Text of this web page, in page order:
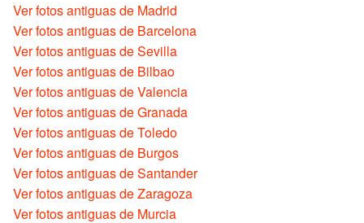
Ver fotos antiguas de Madrid
Ver fotos antiguas de Barcelona
Ver fotos antiguas de Sevilla
Ver fotos antiguas de Bilbao
Ver fotos antiguas de Valencia
Ver fotos antiguas de Granada
Ver fotos antiguas de Toledo
Ver fotos antiguas de Burgos
Ver fotos antiguas de Santander
Ver fotos antiguas de Zaragoza
Ver fotos antiguas de Murcia